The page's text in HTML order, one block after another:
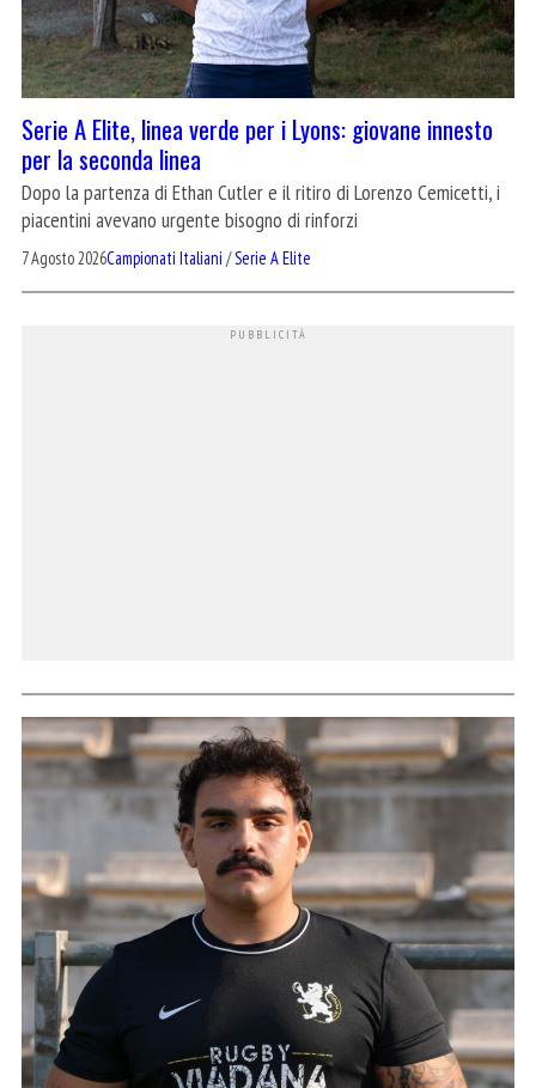
Serie A Elite, linea verde per i Lyons: giovane innesto
per la seconda linea
Dopo la partenza di Ethan Cutler e il ritiro di Lorenzo Cemicetti, i
piacentini avevano urgente bisogno di rinforzi
7 Agosto 2026Campionati Italiani /Serie A Elite